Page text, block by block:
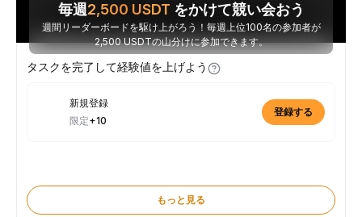
毎週2,500 USDT をかけて競い会おう
週間リーダーボードを駆け上がろう！毎週上位100名の参加者が
2,500 USDTの山分けに参加できます。
タスクを完了して経験値を上げよう
新規登録
限定+10
登録する
もっと見る